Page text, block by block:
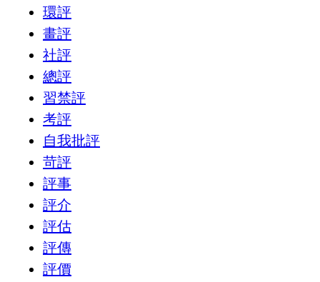
環評
畫評
社評
總評
習禁評
考評
自我批評
苛評
評事
評介
評估
評傳
評價